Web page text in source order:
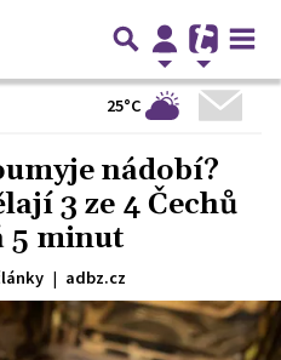
25°C
nádobí?
3 ze 4 Čechů
5 minut
| adbz.cz